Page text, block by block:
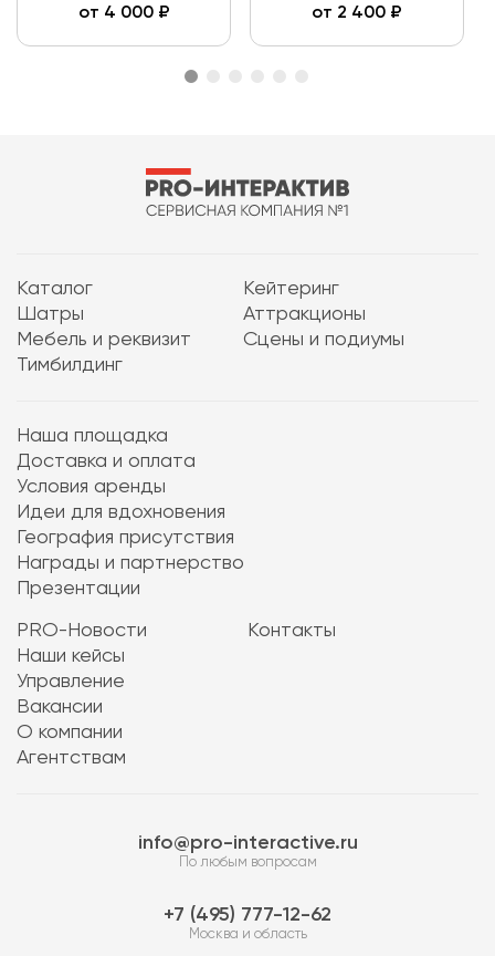
от 4 000₽ от 2 400 ₽
Каталог
Кейтеринг
Шатры
Аттракционы
Мебель и реквизит
Сцены и подиумы
Тимбилдинг
Наша площадка
Доставка и оплата
Условия аренды
Идеи для вдохновения
География присутствия
Награды и партнерство
Презентации
PRO-Новости
Наши кейсы
Управление
Вакансии
О компании
Агентствам
Контакты
info@pro-interactive.ru
По любым вопросам
7 (495) 777-12-62
Москва и область